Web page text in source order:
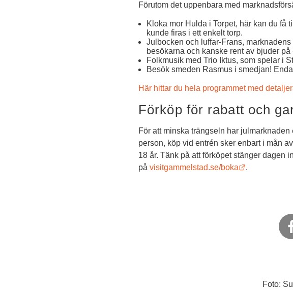
Förutom det uppenbara med
Kloka mor Hulda i Torpet, här kan du få
kunde firas i ett enkelt torp.
Julbocken och luffar-Frans,
besökarna och kanske rent av bjuder på
Folkmusik med Trio Iktus, som spelar i
Besök smeden Rasmus i smedjan!
Här hittar du hela programmet med
Förköp för rabatt och
För att minska trängseln har
person, köp vid entrén sker enbart i mån
18 år. Tänk på att förköpet stänger dagen
på visitgammelstad.se/boka .
Foto: